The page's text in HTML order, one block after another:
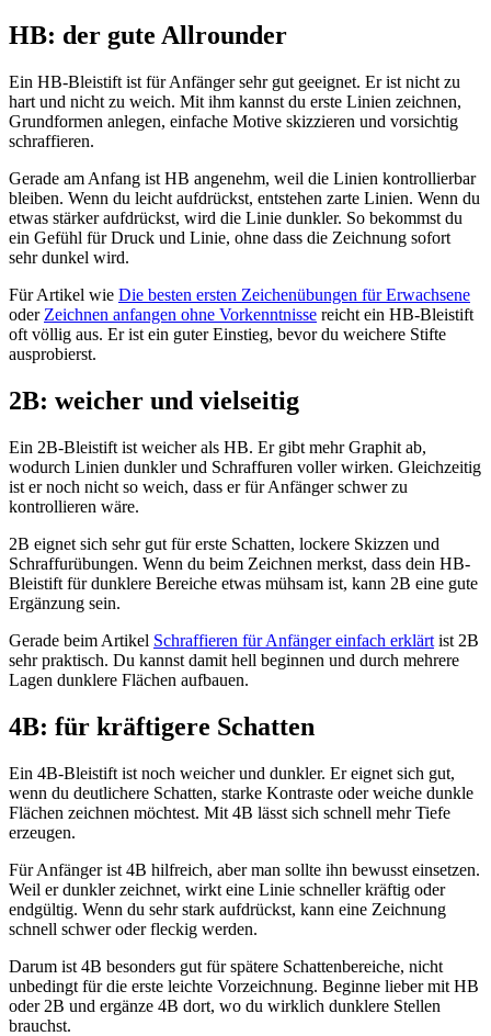
HB: der gute Allrounder
Ein HB-Bleistift ist für Anfänger sehr gut geeignet. Er ist nicht zu
hart und nicht zu weich. Mit ihm kannst du erste Linien zeichnen,
Grundformen anlegen, einfache Motive skizzieren und vorsichtig
schraffieren.
Gerade am Anfang ist HB angenehm, weil die Linien kontrollierbar
bleiben. Wenn du leicht aufdrückst, entstehen zarte Linien. Wenn du
etwas stärker aufdrückst, wird die Linie dunkler. So bekommst du
ein Gefühl für Druck und Linie, ohne dass die Zeichnung sofort
sehr dunkel wird.
Für Artikel wie Die besten ersten Zeichenübungen für Erwachsene
oder Zeichnen anfangen ohne Vorkenntnisse reicht ein HB-Bleistift
oft völlig aus. Er ist ein guter Einstieg, bevor du weichere Stifte
ausprobierst.
2B: weicher und vielseitig
Ein 2B-Bleistift ist weicher als HB. Er gibt mehr Graphit ab,
wodurch Linien dunkler und Schraffuren voller wirken. Gleichzeitig
ist er noch nicht so weich, dass er für Anfänger schwer zu
kontrollieren wäre.
2B eignet sich sehr gut für erste Schatten, lockere Skizzen und
Schraffurübungen. Wenn du beim Zeichnen merkst, dass dein HB-
Bleistift für dunklere Bereiche etwas mühsam ist, kann 2B eine gute
Ergänzung sein.
Gerade beim Artikel Schraffieren für Anfänger einfach erklärt ist 2B
sehr praktisch. Du kannst damit hell beginnen und durch mehrere
Lagen dunklere Flächen aufbauen.
4B: für kräftigere Schatten
Ein 4B-Bleistift ist noch weicher und dunkler. Er eignet sich gut,
wenn du deutlichere Schatten, starke Kontraste oder weiche dunkle
Flächen zeichnen möchtest. Mit 4B lässt sich schnell mehr Tiefe
erzeugen.
Für Anfänger ist 4B hilfreich, aber man sollte ihn bewusst einsetzen.
Weil er dunkler zeichnet, wirkt eine Linie schneller kräftig oder
endgültig. Wenn du sehr stark aufdrückst, kann eine Zeichnung
schnell schwer oder fleckig werden.
Darum ist 4B besonders gut für spätere Schattenbereiche, nicht
unbedingt für die erste leichte Vorzeichnung. Beginne lieber mit HB
oder 2B und ergänze 4B dort, wo du wirklich dunklere Stellen
brauchst.